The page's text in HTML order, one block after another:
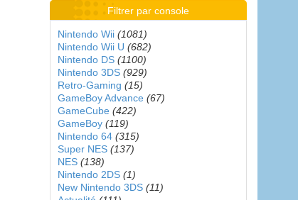
Filtrer par console
Nintendo Wii (1081)
Nintendo Wii U (682)
Nintendo DS (1100)
Nintendo 3DS (929)
Retro-Gaming (15)
GameBoy Advance (67)
GameCube (422)
GameBoy (119)
Nintendo 64 (315)
Super NES (137)
NES (138)
Nintendo 2DS (1)
New Nintendo 3DS (11)